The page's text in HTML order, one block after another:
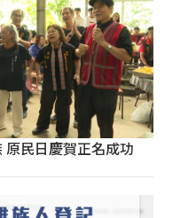
民日慶賀正名成功